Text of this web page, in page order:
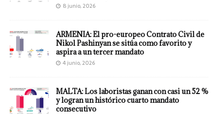
8 junio, 2026
ARMENIA: El pro-europeo Contrato Civil de
Nikol Pashinyan se sitúa como favorito y
aspira a un tercer mandato
4 junio, 2026
MALTA: Los laboristas ganan con casi un 52 %
y logran un histórico cuarto mandato
consecutivo